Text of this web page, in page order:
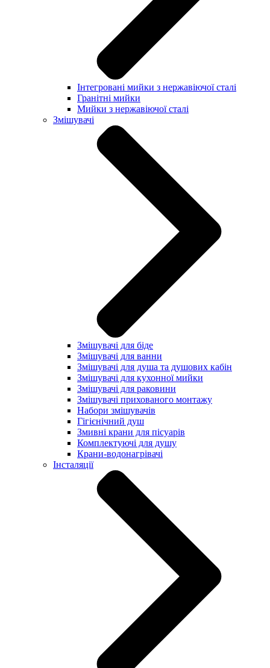
Інтегровані мийки з нержавіючої сталі
Гранітні мийки
Мийки з нержавіючої сталі
Змішувачі
Змішувачі для біде
Змішувачі для ванни
Змішувачі для душа та душових кабін
Змішувачі для кухонної мийки
Змішувачі для раковини
Змішувачі прихованого монтажу
Набори змішувачів
Гігієнічний душ
Змивні крани для пісуарів
Комплектуючі для душу
Крани-водонагрівачі
Інсталяції